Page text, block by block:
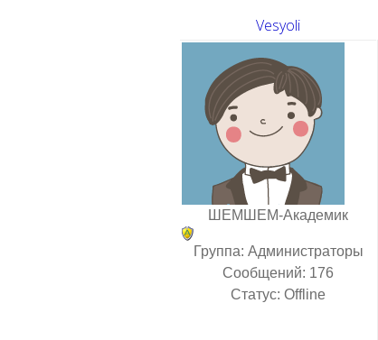
Vesyoli
ШЕМШЕМ-Академик
Группа: Администраторы
Сообщений: 176
Статус: Offline